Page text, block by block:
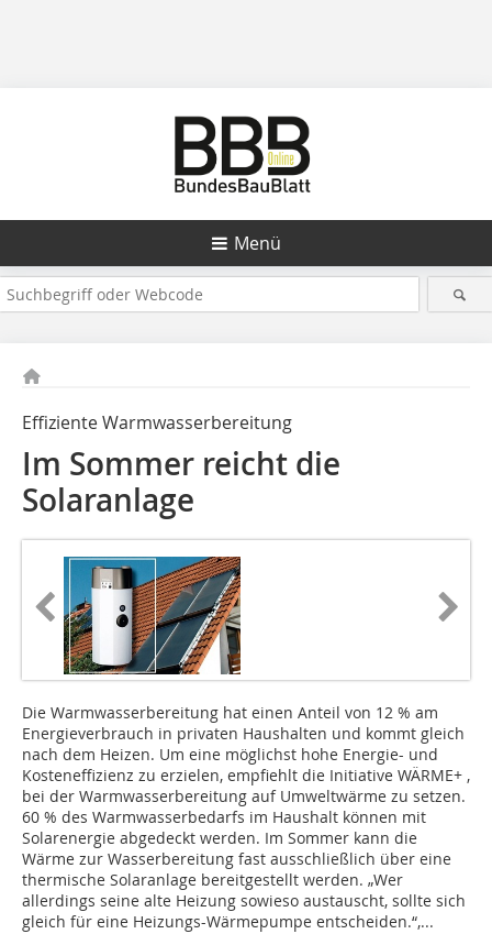
Menü
Effiziente Warmwasserbereitung
Im Sommer reicht die
Solaranlage
Die Warmwasserbereitung hat einen Anteil von 12 % am
Energieverbrauch in privaten Haushalten und kommt gleich
nach dem Heizen. Um eine möglichst hohe Energie- und
Kosteneffizienz zu erzielen, empfiehlt die Initiative WÄRME+ ,
bei der Warmwasserbereitung auf Umweltwärme zu setzen.
60 % des Warmwasserbedarfs im Haushalt können mit
Solarenergie abgedeckt werden. Im Sommer kann die
Wärme zur Wasserbereitung fast ausschließlich über eine
thermische Solaranlage bereitgestellt werden. „Wer
allerdings seine alte Heizung sowieso austauscht, sollte sich
gleich für eine Heizungs-Wärmepumpe entscheiden.“,...